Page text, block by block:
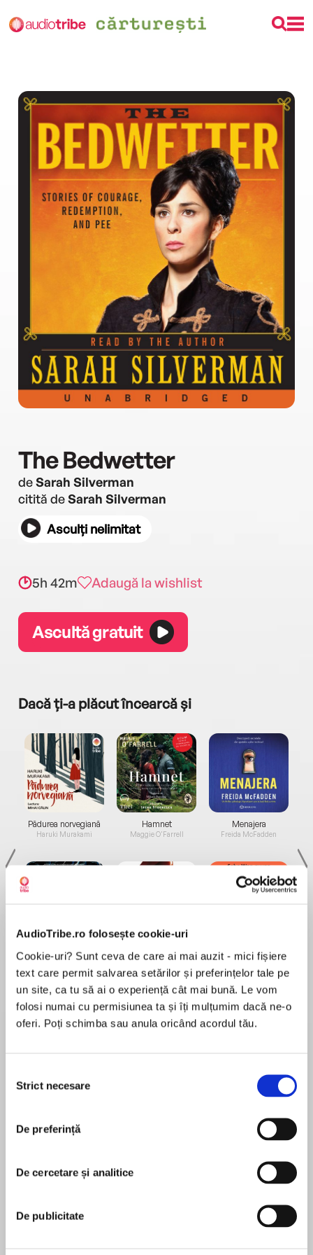
AudioTribe.ro folosește cookie-uri
Cookie-uri? Sunt ceva de care ai mai auzit - mici fișiere
text care permit salvarea setărilor și preferințelor tale pe
un site, ca tu să ai o experiență cât mai bună. Le vom
folosi numai cu permisiunea ta și îți mulțumim dacă ne-o
oferi. Poți schimba sau anula oricând acordul tău.
consimțământului
Strict necesare
De preferință
De cercetare și analitice
De publicitate
The Bedwetter
deSarah Silverman
citită deSarah Silverman
Asculți nelimitat
5h 42m Adaugă la wishlist
Ascultă gratuit
Dacă ți-a plăcut încearcă și
Pădurea norvegiană
Haruki Murakami
Elita de Argint (Elita
de...
Dani Francis
Hamnet
Maggie O'Farrell
Diavolul se îmbracă de
la...
Lauren Weisberger
Menajera
Freida McFadden
Migdală
Sohn Won-pyung
comedienne and star of the powerful 2015 film I
Smile Back Sarah Silverman comes a memoir—
personal, surprisingly poignant, and still pee-in-
show The Sarah Silverman Program, or memoirs
Vodka? It’s Me Chelsea and Artie Lange’s Too
Fat to Fish, you’ll love The Bedwetter.
În acest moment nu există recenzii
pentru această carte
Sarah Silverman